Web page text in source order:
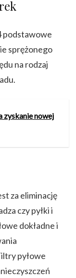
podstawowe
sprężonego
na rodzaj
zyskanie nowej
za eliminację
czy pyłki i
dokładne i
pyłowe